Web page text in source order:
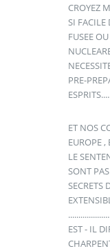
CROYEZ
SI FACILE
FUSEE
PRE-
ET NOS
EUROPE
LE
SONT
SECRETS
EST - IL